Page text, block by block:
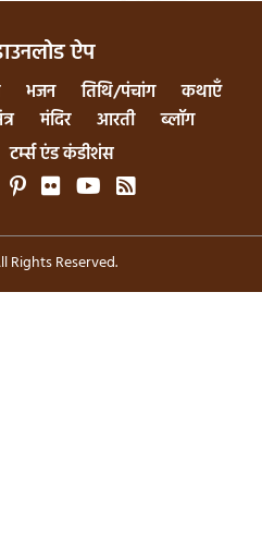
ऐप
भजन तिथि/पंचांग
कथाएँ
मंदिर आरती
ब्लॉग
टर्म्स एंड कंडीशंस
Rights Reserved.